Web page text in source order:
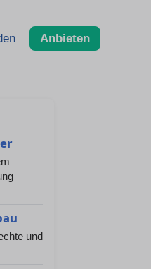
Anbieten
und